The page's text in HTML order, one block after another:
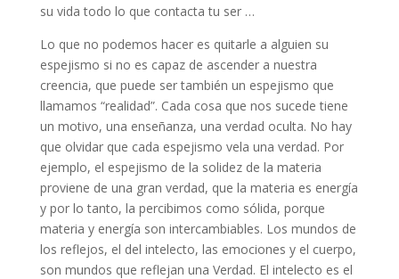
su vida todo lo que contacta tu ser …
Lo que no podemos hacer es quitarle a alguien su
espejismo si no es capaz de ascender a nuestra
creencia, que puede ser también un espejismo que
llamamos “realidad”. Cada cosa que nos sucede tiene
un motivo, una enseñanza, una verdad oculta. No hay
que olvidar que cada espejismo vela una verdad. Por
ejemplo, el espejismo de la solidez de la materia
proviene de una gran verdad, que la materia es energía
y por lo tanto, la percibimos como sólida, porque
materia y energía son intercambiables. Los mundos de
los reflejos, el del intelecto, las emociones y el cuerpo,
son mundos que reflejan una Verdad. El intelecto es el